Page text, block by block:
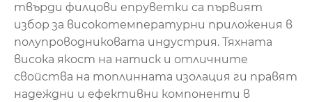
твърди филцови епруветки са първият
избор за високотемпературни приложения в
полупроводниковата индустрия. Тяхната
висока якост на натиск и отличните
свойства на топлинната изолация ги правят
надеждни и ефективни компоненти в